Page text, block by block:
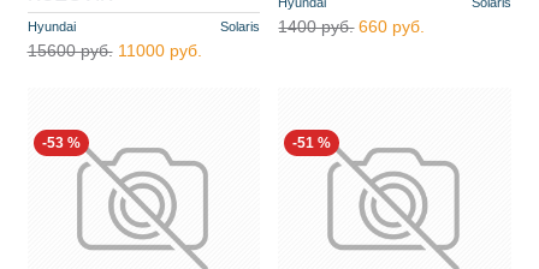
Hyundai Solaris
15600 руб. 11000 руб.
1400 руб. 660 руб.
-53 % -51 %